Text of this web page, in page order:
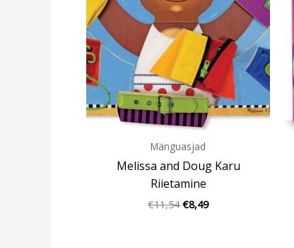
Mänguasjad
Melissa and Doug Karu
Riietamine
€11,54 €8,49